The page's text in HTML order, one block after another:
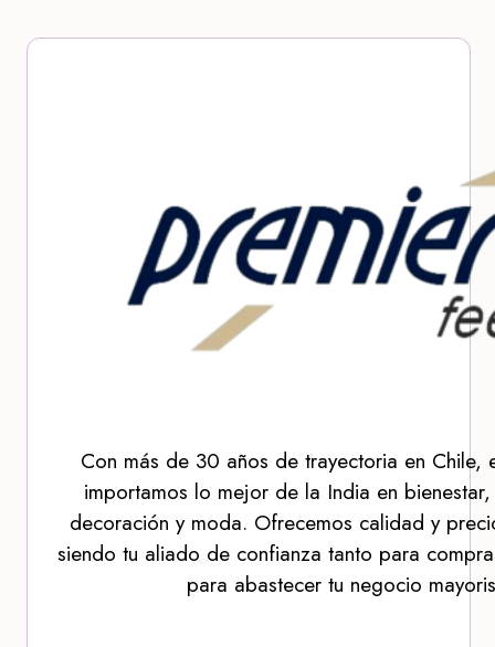
Con más de 30 años de trayectoria en Chile,
importamos lo mejor de la India en
decoración y moda. Ofrecemos calidad y
siendo tu aliado de confianza tanto para
para abastecer tu negocio